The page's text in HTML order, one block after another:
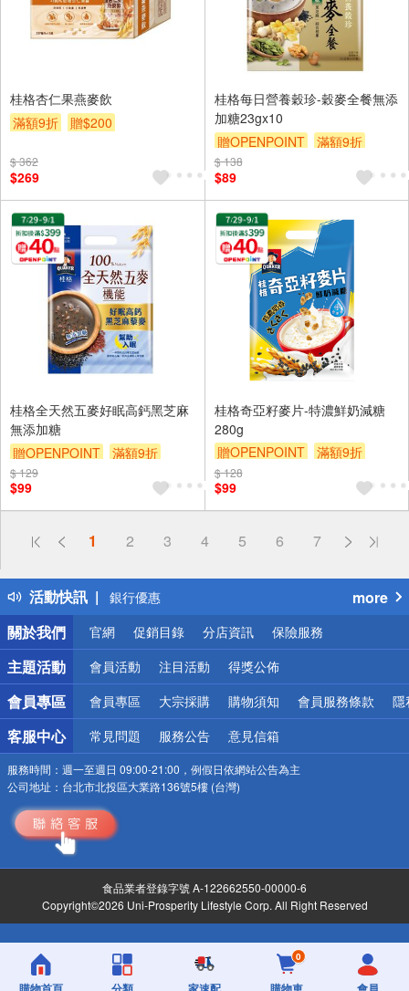
桂格杏仁果燕麥飲
滿額9折
贈$200
$ 362
$269
桂格每日營養穀珍-穀麥全餐無添
加糖23gx10
贈OPENPOINT
滿額9折
贈$200
$ 138
$89
桂格全天然五麥好眠高鈣黑芝麻
無添加糖
贈OPENPOINT
滿額9折
贈$200
$ 129
$99
桂格奇亞籽麥片-特濃鮮奶減糖
280g
贈OPENPOINT
滿額9折
贈$200
$ 128
$99
1 2 3 4 5 6 7
活動快訊
詐騙網頁！請小心！
熱門話題
銀行優惠
偏遠地區配送
詐騙網頁！請小心！
more
關於我們
官網 促銷目錄 分店資訊 保險服務
主題活動 會員活動 注目活動 得獎公佈
會員專區 會員專區 大宗採購 購物須知 會員服務條款 隱
客服中心 常見問題 服務公告 意見信箱
服務時間： 週一至週日 09:00-21:00，例假日依網站公告為主
公司地址： 台北市北投區大業路136號5樓 (台灣)
食品業者登錄字號 A-122662550-00000-6
Copyright©2026 Uni-Prosperity Lifestyle Corp. All Right Reserved
0